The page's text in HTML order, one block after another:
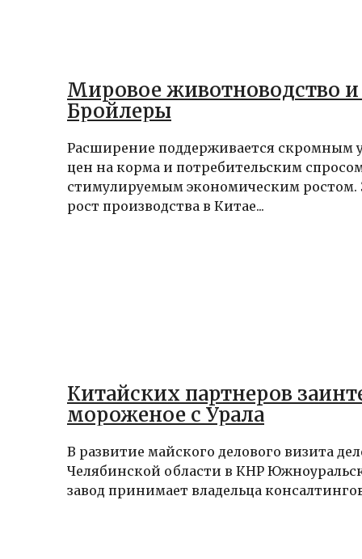
Мировое животноводство и
Бройлеры
Расширение поддерживается скромным
цен на корма и потребительским
стимулируемым экономическим ростом.
рост производства в Китае...
Китайских партнеров
мороженое с Урала
В развитие майского делового визита
Челябинской области в КНР
завод принимает владельца